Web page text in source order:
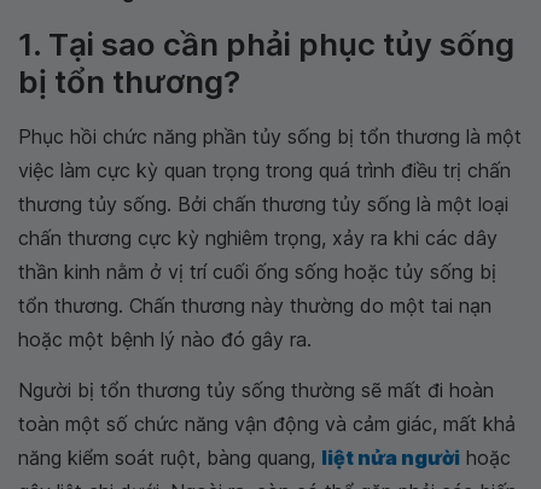
1. Tại sao cần phải phục tủy sống
bị tổn thương?
Phục hồi chức năng phần tủy sống bị tổn thương là một
việc làm cực kỳ quan trọng trong quá trình điều trị chấn
thương tủy sống. Bởi chấn thương tủy sống là một loại
chấn thương cực kỳ nghiêm trọng, xảy ra khi các dây
thần kinh nằm ở vị trí cuối ống sống hoặc tủy sống bị
tổn thương. Chấn thương này thường do một tai nạn
hoặc một bệnh lý nào đó gây ra.
Người bị tổn thương tủy sống thường sẽ mất đi hoàn
toàn một số chức năng vận động và cảm giác, mất khả
năng kiểm soát ruột, bàng quang, liệt nửa người hoặc